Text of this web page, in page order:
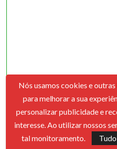
Continue
Nós usamos cookies e
para melhorar a sua
personalizar publicidade e
interesse. Ao utilizar nossos
tal monitoramento.